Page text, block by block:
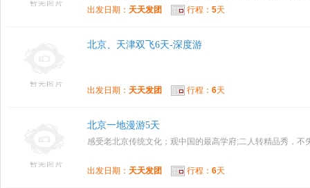
出发日期： 天天发团 行程： 5天
北京、天津双飞6天-深度游
出发日期： 天天发团 行程： 6天
北京一地漫游5天
感受老北京传统文化；观中国的最高学府;二人转精品秀，
出发日期： 天天发团 行程： 6天